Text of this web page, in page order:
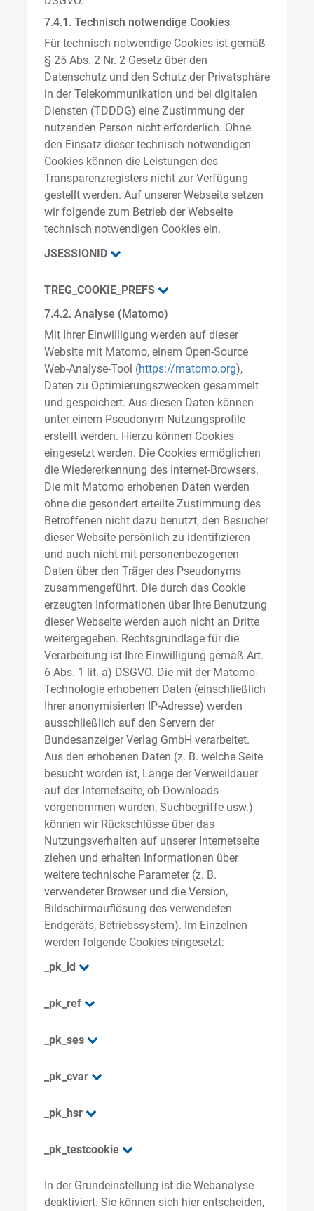
7.4.1. Technisch notwendige Cookies
Für technisch notwendige Cookies ist gemäß
§ 25 Abs. 2 Nr. 2 Gesetz über den
Datenschutz und den Schutz der Privatsphäre
in der Telekommunikation und bei digitalen
Diensten (TDDDG) eine Zustimmung der
nutzenden Person nicht erforderlich. Ohne
den Einsatz dieser technisch notwendigen
Cookies können die Leistungen des
Transparenzregisters nicht zur Verfügung
gestellt werden. Auf unserer Webseite setzen
wir folgende zum Betrieb der Webseite
technisch notwendigen Cookies ein.
JSESSIONID
TREG_COOKIE_PREFS
7.4.2. Analyse (Matomo)
Mit Ihrer Einwilligung werden auf dieser
Website mit Matomo, einem Open-Source
Web-Analyse-Tool (https://matomo.org),
Daten zu Optimierungszwecken gesammelt
und gespeichert. Aus diesen Daten können
unter einem Pseudonym Nutzungsprofile
erstellt werden. Hierzu können Cookies
eingesetzt werden. Die Cookies ermöglichen
die Wiedererkennung des Internet-Browsers.
Die mit Matomo erhobenen Daten werden
ohne die gesondert erteilte Zustimmung des
Betroffenen nicht dazu benutzt, den Besucher
dieser Website persönlich zu identifizieren
und auch nicht mit personenbezogenen
Daten über den Träger des Pseudonyms
zusammengeführt. Die durch das Cookie
erzeugten Informationen über Ihre Benutzung
dieser Webseite werden auch nicht an Dritte
weitergegeben. Rechtsgrundlage für die
Verarbeitung ist Ihre Einwilligung gemäß Art.
6 Abs. 1 lit. a) DSGVO. Die mit der Matomo-
Technologie erhobenen Daten (einschließlich
Ihrer anonymisierten IP-Adresse) werden
ausschließlich auf den Servern der
Bundesanzeiger Verlag GmbH verarbeitet.
Aus den erhobenen Daten (z. B. welche Seite
besucht worden ist, Länge der Verweildauer
auf der Internetseite, ob Downloads
vorgenommen wurden, Suchbegriffe usw.)
können wir Rückschlüsse über das
Nutzungsverhalten auf unserer Internetseite
ziehen und erhalten Informationen über
weitere technische Parameter (z. B.
verwendeter Browser und die Version,
Bildschirmauflösung des verwendeten
Endgeräts, Betriebssystem). Im Einzelnen
werden folgende Cookies eingesetzt:
_pk_id
_pk_ref
_pk_ses
_pk_cvar
_pk_hsr
_pk_testcookie
In der Grundeinstellung ist die Webanalyse
deaktiviert. Sie können sich hier entscheiden,